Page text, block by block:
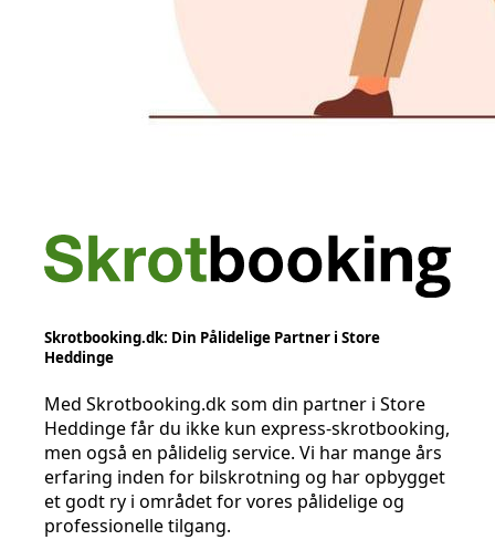
Skrotbooking.dk: Din Pålidelige Partner i Store
Heddinge
Med Skrotbooking.dk som din partner i Store
Heddinge får du ikke kun express-skrotbooking,
men også en pålidelig service. Vi har mange års
erfaring inden for bilskrotning og har opbygget
et godt ry i området for vores pålidelige og
professionelle tilgang.